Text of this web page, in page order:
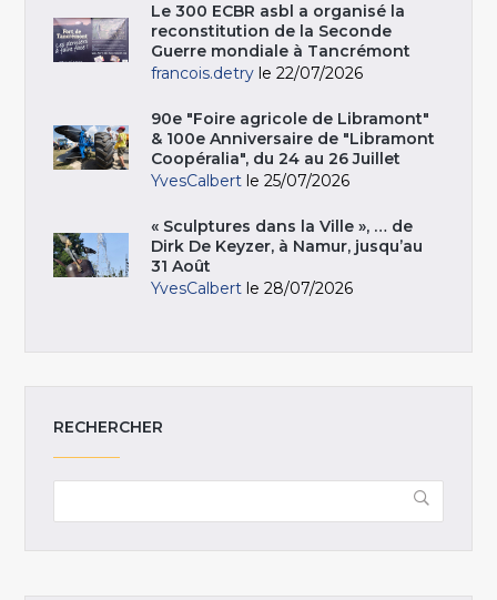
Le 300 ECBR asbl a organisé la
reconstitution de la Seconde
Guerre mondiale à Tancrémont
francois.detry le 22/07/2026
90e "Foire agricole de Libramont"
& 100e Anniversaire de "Libramont
Coopéralia", du 24 au 26 Juillet
YvesCalbert le 25/07/2026
« Sculptures dans la Ville », … de
Dirk De Keyzer, à Namur, jusqu’au
31 Août
YvesCalbert le 28/07/2026
RECHERCHER